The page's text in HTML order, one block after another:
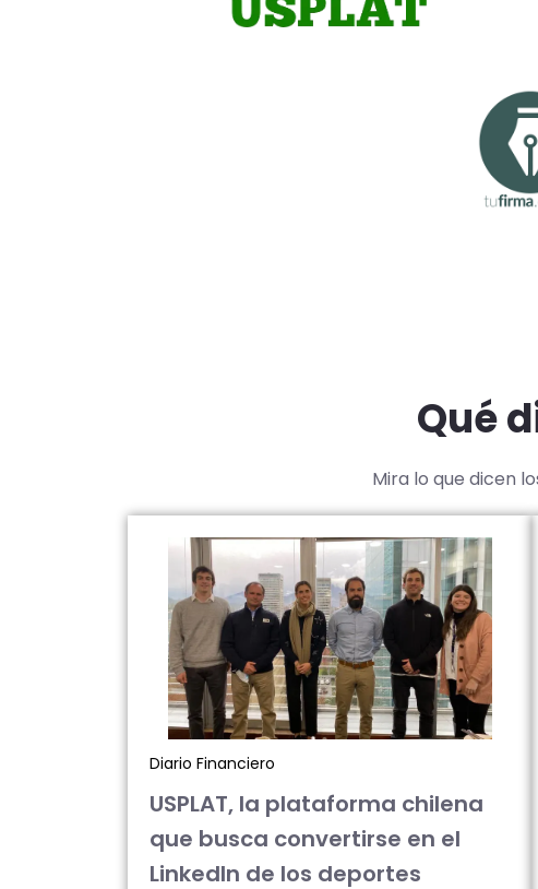
Qué
Mira lo que dicen
Diario Financiero
USPLAT, la plataforma chilena
que busca convertirse en el
LinkedIn de los deportes